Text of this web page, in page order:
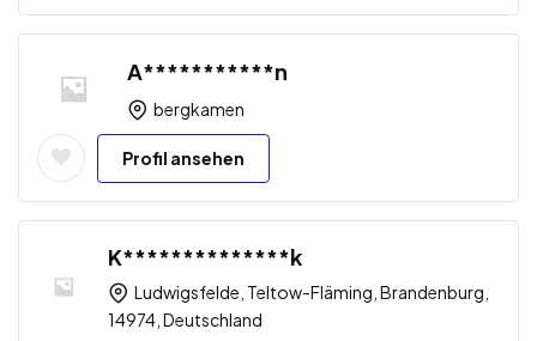
A***********n
bergkamen
Profil ansehen
K**************k
Ludwigsfelde, Teltow-Fläming, Brandenburg,
14974, Deutschland